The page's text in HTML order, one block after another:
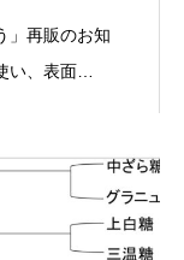
」再販のお知
い、表面…